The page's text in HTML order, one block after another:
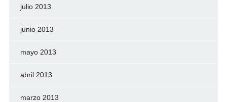
julio 2013
junio 2013
mayo 2013
abril 2013
marzo 2013